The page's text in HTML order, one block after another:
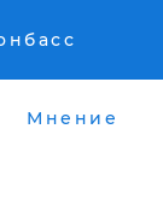
Мнение